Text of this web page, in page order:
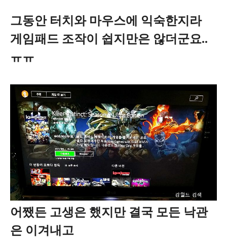
그동안 터치와 마우스에 익숙한지라
게임패드 조작이 쉽지만은 않더군요..
ㅠㅠ
어쨌든 고생은 했지만 결국 모든 낙관
은 이겨내고